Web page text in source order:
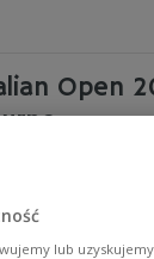
Open
w innej roli -
na temat:
lub